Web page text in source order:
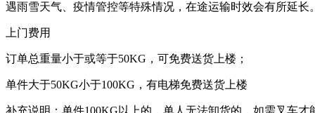
遇雨雪天气、疫情管控等特殊情况，在途运输时效会有所延长。
上门费用
订单总重量小于或等于50KG，可免费送货上楼；
单件大于50KG小于100KG，有电梯免费送货上楼
补充说明：单件100KG以上的，单人无法卸货的，如需叉车才